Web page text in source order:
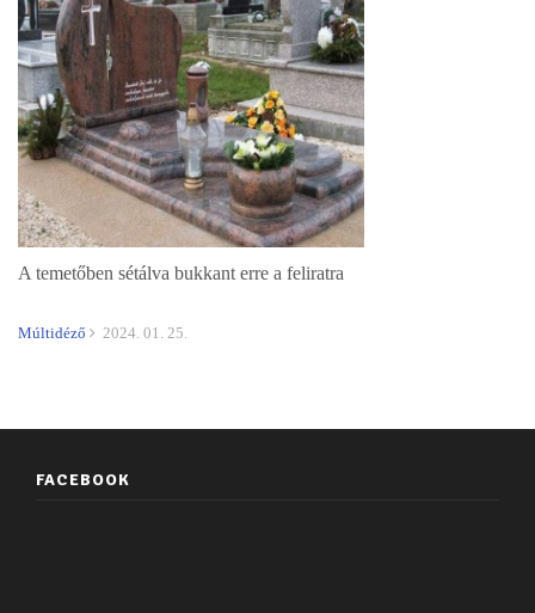
A temetőben sétálva bukkant erre a feliratra
Múltidéző 2024. 01. 25.
FACEBOOK